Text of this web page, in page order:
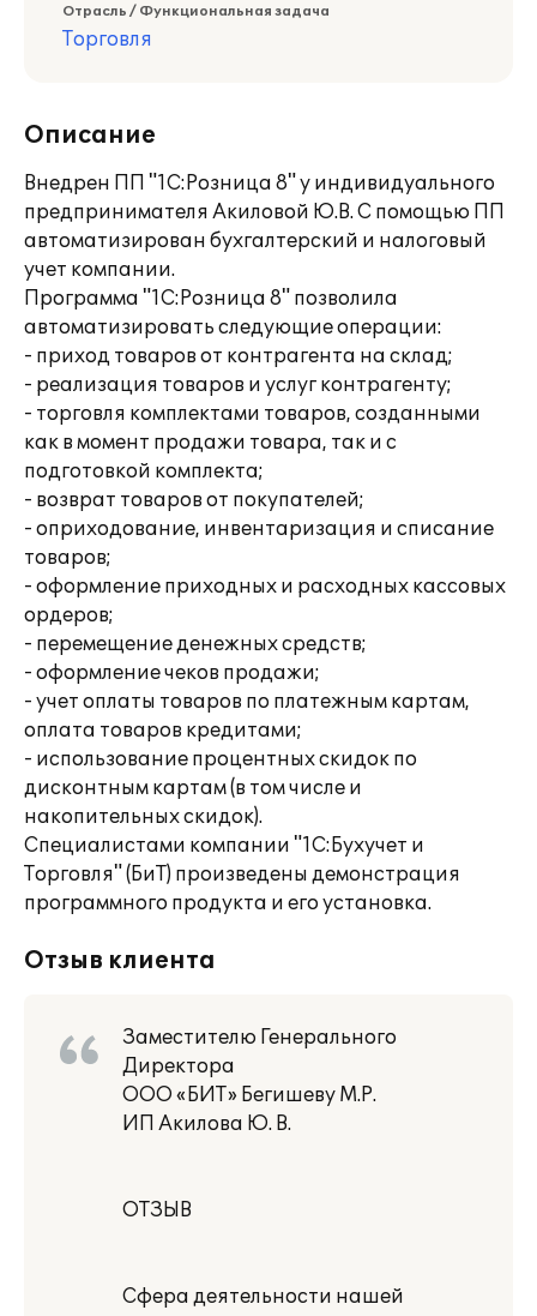
Отрасль / Функциональная задача
Торговля
Описание
Внедрен ПП "1С:Розница 8" у индивидуального
предпринимателя Акиловой Ю.В. С помощью ПП
автоматизирован бухгалтерский и налоговый
учет компании.
Программа "1С:Розница 8" позволила
автоматизировать следующие операции:
- приход товаров от контрагента на склад;
- реализация товаров и услуг контрагенту;
- торговля комплектами товаров, созданными
как в момент продажи товара, так и с
подготовкой комплекта;
- возврат товаров от покупателей;
- оприходование, инвентаризация и списание
товаров;
- оформление приходных и расходных кассовых
ордеров;
- перемещение денежных средств;
- оформление чеков продажи;
- учет оплаты товаров по платежным картам,
оплата товаров кредитами;
- использование процентных скидок по
дисконтным картам (в том числе и
накопительных скидок).
Специалистами компании "1С:Бухучет и
Торговля" (БиТ) произведены демонстрация
программного продукта и его установка.
Отзыв клиента
Заместителю Генерального
Директора
ООО «БИТ» Бегишеву М.Р.
ИП Акилова Ю. В.
ОТЗЫВ
Сфера деятельности нашей